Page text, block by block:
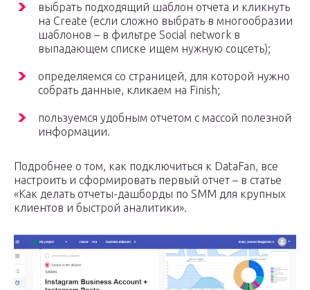
выбрать подходящий шаблон отчета и кликнуть
на Create (если сложно выбрать в многообразии
шаблонов – в фильтре Social network в
выпадающем списке ищем нужную соцсеть);
определяемся со страницей, для которой нужно
собрать данные, кликаем на Finish;
пользуемся удобным отчетом с массой полезной
информации.
Подробнее о том, как подключиться к DataFan, все
настроить и сформировать первый отчет – в статье
«Как делать отчеты-дашборды по SMM для крупных
клиентов и быстрой аналитики».